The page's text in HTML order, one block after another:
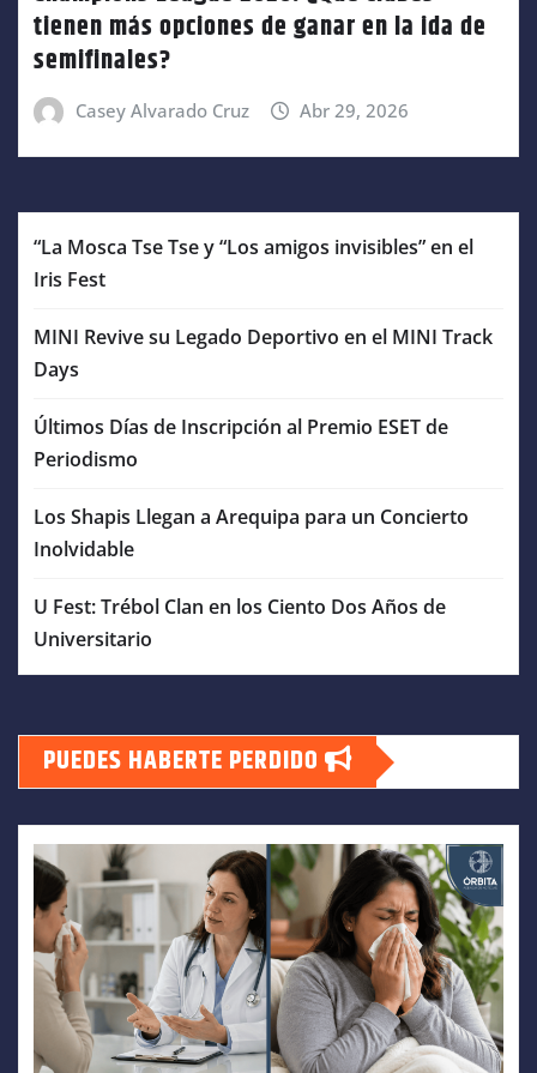
tienen más opciones de ganar en la ida de
semifinales?
Casey Alvarado Cruz Abr 29, 2026
“La Mosca Tse Tse y “Los amigos invisibles” en el
Iris Fest
MINI Revive su Legado Deportivo en el MINI Track
Days
Últimos Días de Inscripción al Premio ESET de
Periodismo
Los Shapis Llegan a Arequipa para un Concierto
Inolvidable
U Fest: Trébol Clan en los Ciento Dos Años de
Universitario
PUEDES HABERTE PERDIDO